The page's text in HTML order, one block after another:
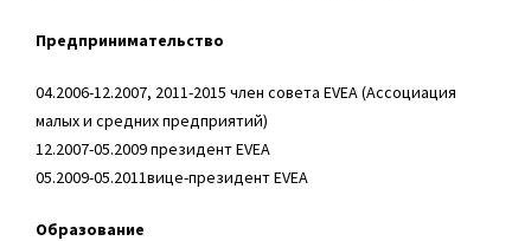
Предпринимательство
04.2006-12.2007, 2011-2015 член совета EVEA (Ассоциация
малых и средних предприятий)
12.2007-05.2009 президент EVEA
05.2009-05.2011вице-президент EVEA
Образование